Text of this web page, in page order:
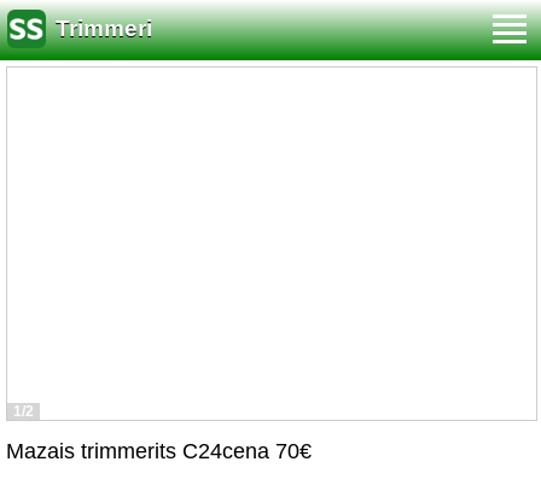
Trimmeri
1/2
Mazais trimmerits C24cena 70€